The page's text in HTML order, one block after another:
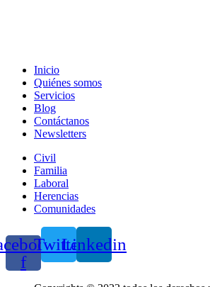
Inicio
Quiénes somos
Servicios
Blog
Contáctanos
Newsletters
Civil
Familia
Laboral
Herencias
Comunidades
f
TwitterLinkedin